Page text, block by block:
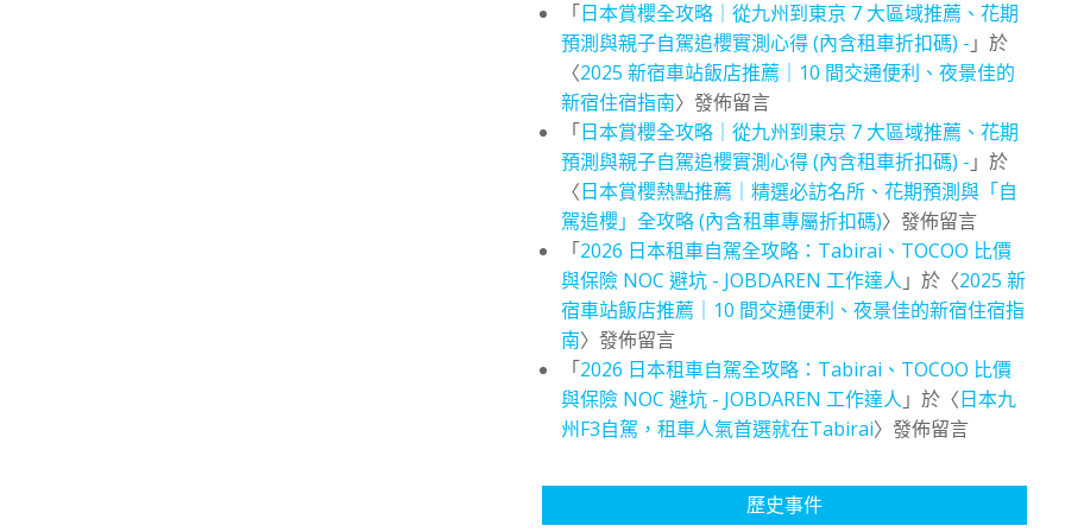
「日本賞櫻全攻略｜從九州到東京 7 大區域推薦、花期
預測與親子自駕追櫻實測心得 (內含租車折扣碼) - 」於
〈2025 新宿車站飯店推薦｜10 間交通便利、夜景佳的
新宿住宿指南〉發佈留言
「日本賞櫻全攻略｜從九州到東京 7 大區域推薦、花期
預測與親子自駕追櫻實測心得 (內含租車折扣碼) - 」於
〈日本賞櫻熱點推薦｜精選必訪名所、花期預測與「自
駕追櫻」全攻略 (內含租車專屬折扣碼)〉發佈留言
「2026 日本租車自駕全攻略：Tabirai、TOCOO 比價
與保險 NOC 避坑 - JOBDAREN 工作達人 」於〈2025 新
宿車站飯店推薦｜10 間交通便利、夜景佳的新宿住宿指
南〉發佈留言
「2026 日本租車自駕全攻略：Tabirai、TOCOO 比價
與保險 NOC 避坑 - JOBDAREN 工作達人 」於〈日本九
州F3自駕，租車人氣首選就在Tabirai〉發佈留言
歷史事件